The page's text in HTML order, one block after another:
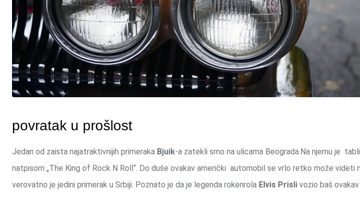
povratak u prošlost
Jedan od zaista najatraktivnijih primeraka Bjuik-a zatekli smo na ulicama Beograda.Na njemu je
natpisom „The King of Rock N Roll“. Do duše ovakav američki automobil se vrlo retko može videti
verovatno je jedini primerak u Srbiji. Poznato je da je legenda rokenrola Elvis Prisli vozio baš